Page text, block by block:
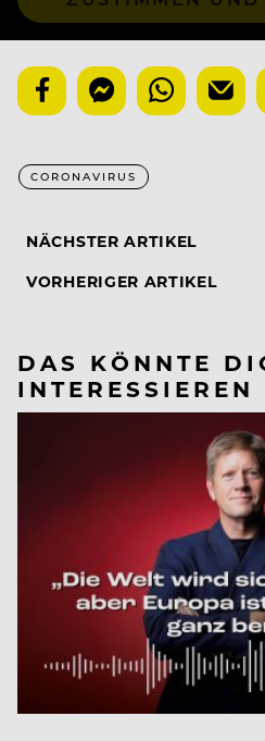
CORONAVIRUS
NÄCHSTER ARTIKEL
VORHERIGER ARTIKEL
DAS KÖNNTE
INTERESSIEREN